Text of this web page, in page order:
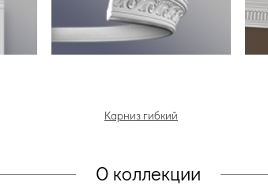
Карниз гибкий
О коллекции